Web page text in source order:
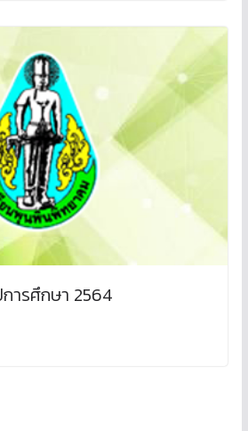
ารศึกษา 2564